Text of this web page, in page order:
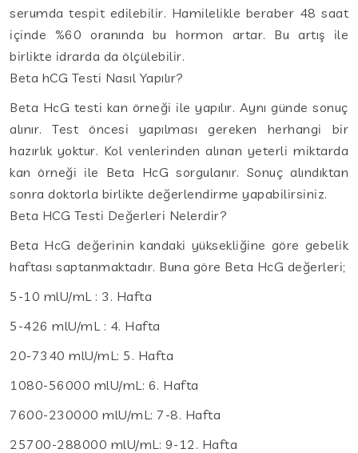
serumda tespit edilebilir. Hamilelikle beraber 48 saat
içinde %60 oranında bu hormon artar. Bu artış ile
birlikte idrarda da ölçülebilir.
Beta hCG Testi Nasıl Yapılır?
Beta HcG testi kan örneği ile yapılır. Aynı günde sonuç
alınır. Test öncesi yapılması gereken herhangi bir
hazırlık yoktur. Kol venlerinden alınan yeterli miktarda
kan örneği ile Beta HcG sorgulanır. Sonuç alındıktan
sonra doktorla birlikte değerlendirme yapabilirsiniz.
Beta HCG Testi Değerleri Nelerdir?
Beta HcG değerinin kandaki yüksekliğine göre gebelik
haftası saptanmaktadır. Buna göre Beta HcG değerleri;
5-10 mlU/mL : 3. Hafta
5-426 mlU/mL : 4. Hafta
20-7340 mlU/mL: 5. Hafta
1080-56000 mlU/mL: 6. Hafta
7600-230000 mlU/mL: 7-8. Hafta
25700-288000 mlU/mL: 9-12. Hafta